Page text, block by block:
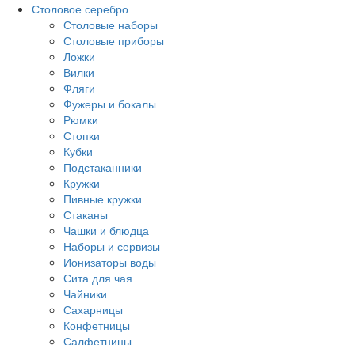
Столовое серебро
Столовые наборы
Столовые приборы
Ложки
Вилки
Фляги
Фужеры и бокалы
Рюмки
Стопки
Кубки
Подстаканники
Кружки
Пивные кружки
Стаканы
Чашки и блюдца
Наборы и сервизы
Ионизаторы воды
Сита для чая
Чайники
Сахарницы
Конфетницы
Салфетницы